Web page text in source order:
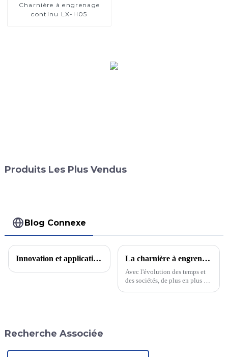
Charnière à engrenage
continu LX-H05
Produits Les Plus Vendus
Blog Connexe
Innovation et application des matériaux en alliage d'aluminium dans le domaine des véhicules à énergie nouvelle La charnière à engrenage continu remplace progressivement la charnière traditionnelle avec le développement des temps ?
Avec l'évolution des temps et
des sociétés, de plus en plus de
Recherche Associée